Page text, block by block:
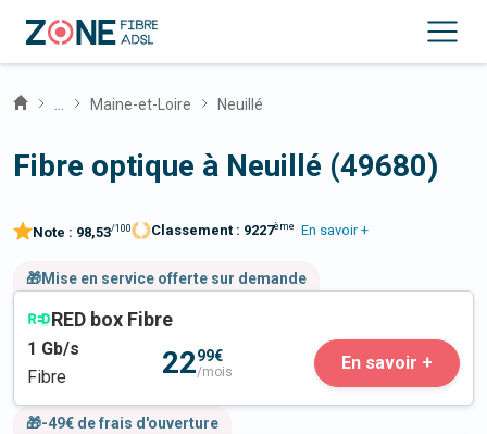
Maine-et-Loire Neuillé
Fibre optique à Neuillé (49680)
Note : 98,53/100 Classement : 9227ème En savoir +
🎁Mise en service offerte sur demande
RED box Fibre
1 Gb/s
Fibre
2299€
/mois En savoir +
🎁-49€ de frais d'ouverture